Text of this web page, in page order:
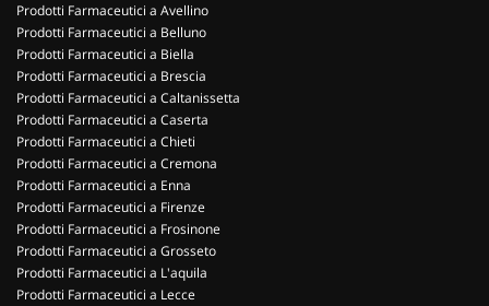
Prodotti Farmaceutici a Avellino
Prodotti Farmaceutici a Belluno
Prodotti Farmaceutici a Biella
Prodotti Farmaceutici a Brescia
Prodotti Farmaceutici a Caltanissetta
Prodotti Farmaceutici a Caserta
Prodotti Farmaceutici a Chieti
Prodotti Farmaceutici a Cremona
Prodotti Farmaceutici a Enna
Prodotti Farmaceutici a Firenze
Prodotti Farmaceutici a Frosinone
Prodotti Farmaceutici a Grosseto
Prodotti Farmaceutici a L'aquila
Prodotti Farmaceutici a Lecce